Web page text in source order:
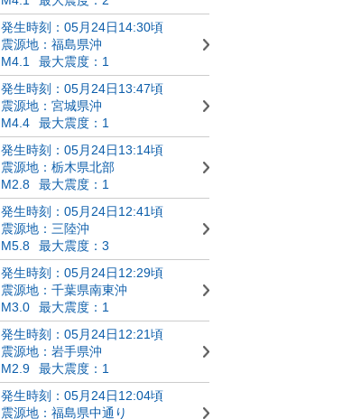
発生時刻：05月24日14:30頃
震源地：福島県沖
M4.1
最大震度：1
発生時刻：05月24日13:47頃
震源地：宮城県沖
M4.4
最大震度：1
発生時刻：05月24日13:14頃
震源地：栃木県北部
M2.8
最大震度：1
発生時刻：05月24日12:41頃
震源地：三陸沖
M5.8
最大震度：3
発生時刻：05月24日12:29頃
震源地：千葉県南東沖
M3.0
最大震度：1
発生時刻：05月24日12:21頃
震源地：岩手県沖
M2.9
最大震度：1
発生時刻：05月24日12:04頃
震源地：福島県中通り